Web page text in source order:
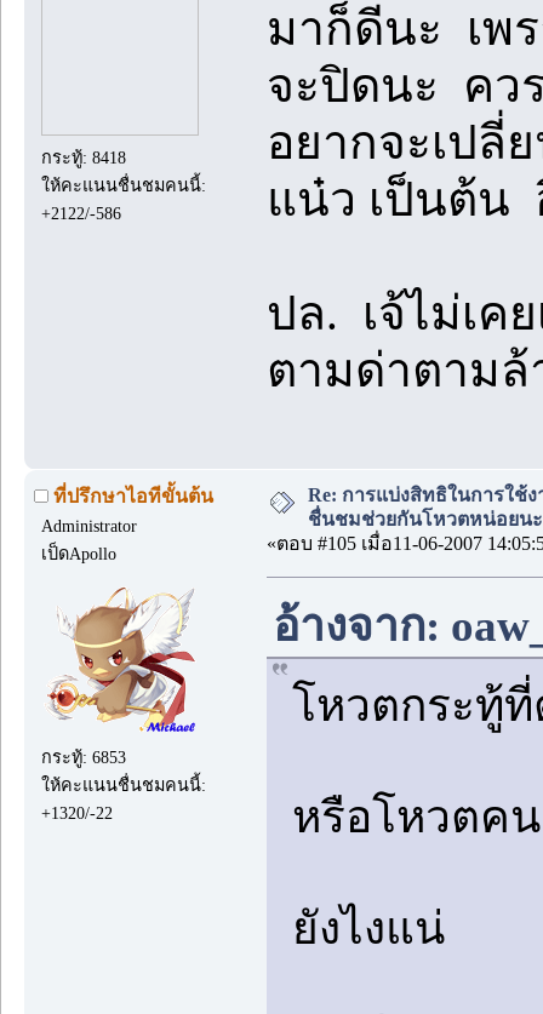
กระทู้: 8418
ให้คะแนนชื่นชมคนนี้:
+2122/-586
มาก็ดีนะ เพ
จะปิดนะ คว
อยากจะเปลี่
แน๋ว เป็นต้น
ปล. เจ้ไม่เค
ตามด่าตามล้
ที่ปรึกษาไอทีขั้นต้น
Administrator
เป็ดApollo
กระทู้: 6853
ให้คะแนนชื่นชมคนนี้:
+1320/-22
Re: การแบ่งสิทธิในการใ
ชื่นชมช่วยกันโหวตหน่อยนะ
«ตอบ #105 เมื่อ11-06-2007
อ้างจาก:
โหวตกระทู้ที่
หรือโหวตค
ยังไงแน่